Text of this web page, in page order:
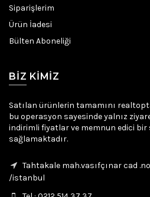
Siparişlerim
Ürün İadesi
Bülten Aboneliği
BIZ KIMIZ
Satılan ürünlerin tamamını
bu operasyon sayesinde yalnız
indirimli fiyatlar ve memnun edici bir
sağlamaktadır.
Tahtakale mah.vasıfçınar cad
/istanbul